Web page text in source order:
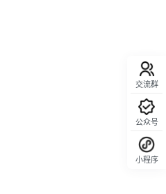
交流群
公众号
小程序